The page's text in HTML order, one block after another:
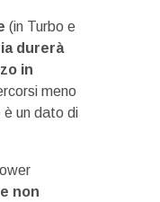
(in Turbo e
durerà
in
meno
un dato di
non